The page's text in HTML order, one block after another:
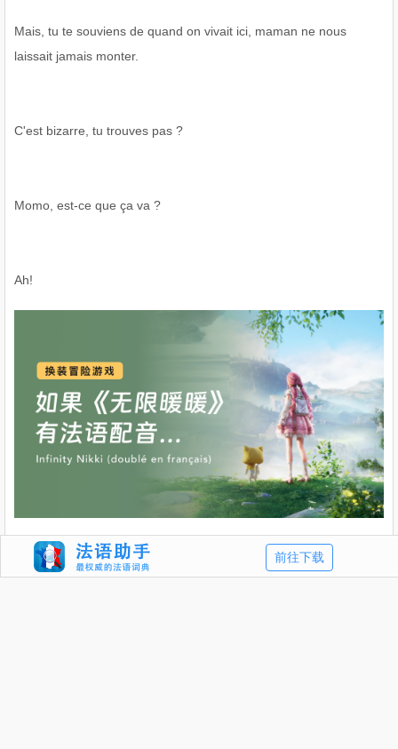
Mais, tu te souviens de quand on vivait ici, maman ne nous
laissait jamais monter.
C'est bizarre, tu trouves pas ?
Momo, est-ce que ça va ?
Ah!
沙发还没有被抢走，赶紧过来坐会吧
前往下载